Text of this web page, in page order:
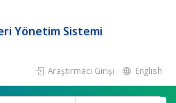
Yönetim Sistemi
Araştırmacı Girişi English